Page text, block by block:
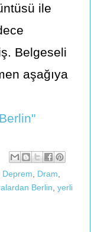
ile
Belgeseli
aşağıya
Deprem Dram
Berlin yerli